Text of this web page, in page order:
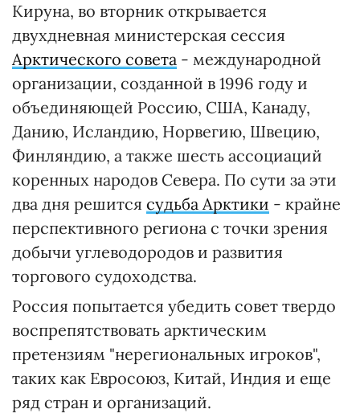
Кируна, во вторник открывается
двухдневная министерская сессия
Арктического совета - международной
организации, созданной в 1996 году и
объединяющей Россию, США, Канаду,
Данию, Исландию, Норвегию, Швецию,
Финляндию, а также шесть ассоциаций
коренных народов Севера. По сути за эти
два дня решится судьба Арктики - крайне
перспективного региона с точки зрения
добычи углеводородов и развития
торгового судоходства.
Россия попытается убедить совет твердо
воспрепятствовать арктическим
претензиям "нерегиональных игроков",
таких как Евросоюз, Китай, Индия и еще
ряд стран и организаций.